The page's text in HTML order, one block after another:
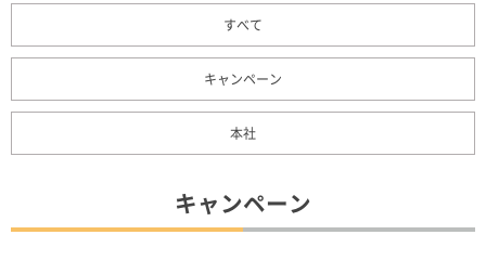
すべて
キャンペーン
本社
キャンペーン